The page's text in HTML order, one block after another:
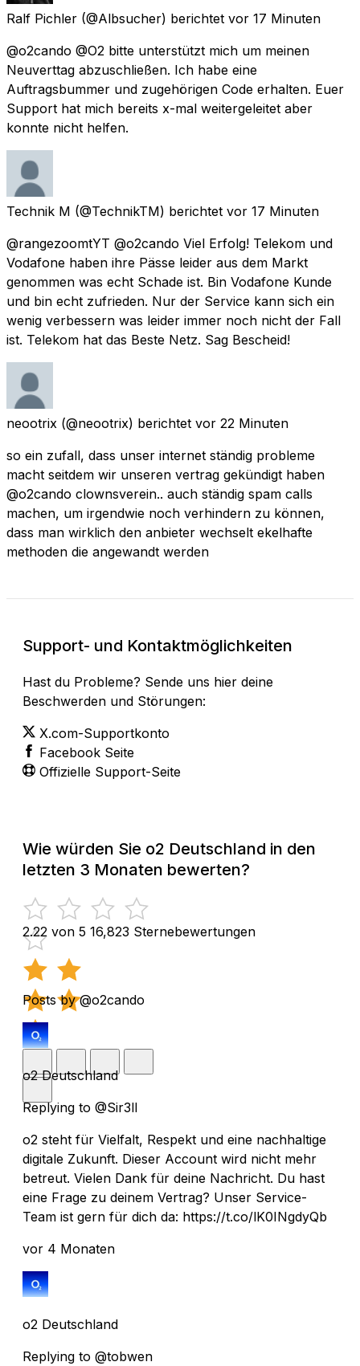
Ralf Pichler (@Albsucher) berichtet vor 17 Minuten
@o2cando @O2 bitte unterstützt mich um meinen
Neuverttag abzuschließen. Ich habe eine
Auftragsbummer und zugehörigen Code erhalten. Euer
Support hat mich bereits x-mal weitergeleitet aber
konnte nicht helfen.
Technik M (@TechnikTM) berichtet vor 17 Minuten
@rangezoomtYT @o2cando Viel Erfolg! Telekom und
Vodafone haben ihre Pässe leider aus dem Markt
genommen was echt Schade ist. Bin Vodafone Kunde
und bin echt zufrieden. Nur der Service kann sich ein
wenig verbessern was leider immer noch nicht der Fall
ist. Telekom hat das Beste Netz. Sag Bescheid!
neootrix (@neootrix) berichtet vor 22 Minuten
so ein zufall, dass unser internet ständig probleme
macht seitdem wir unseren vertrag gekündigt haben
@o2cando clownsverein.. auch ständig spam calls
machen, um irgendwie noch verhindern zu können,
dass man wirklich den anbieter wechselt ekelhafte
methoden die angewandt werden
Support- und Kontaktmöglichkeiten
Hast du Probleme? Sende uns hier deine
Beschwerden und Störungen:
X.com-Supportkonto
Facebook Seite
Offizielle Support-Seite
Wie würden Sie o2 Deutschland in den
letzten 3 Monaten bewerten?
2.22 von 5 16,823 Sternebewertungen
Posts by @o2cando
o2 Deutschland
Replying to @Sir3ll
o2 steht für Vielfalt, Respekt und eine nachhaltige
digitale Zukunft. Dieser Account wird nicht mehr
betreut. Vielen Dank für deine Nachricht. Du hast
eine Frage zu deinem Vertrag? Unser Service-
Team ist gern für dich da: https://t.co/lK0INgdyQb
vor 4 Monaten
o2 Deutschland
Replying to @tobwen